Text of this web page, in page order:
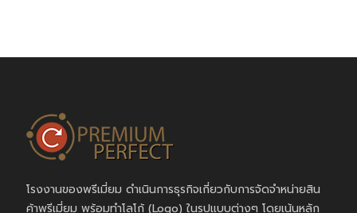
โรงงานของพรีเมี่ยม ดำเนินการธุรกิจเกี่ยวกับการจัดจำหน่ายสิน
ค้าพรีเมี่ยม พร้อมทำโลโก้ (Logo) ในรูปแบบต่างๆ โดยเน้นหลัก